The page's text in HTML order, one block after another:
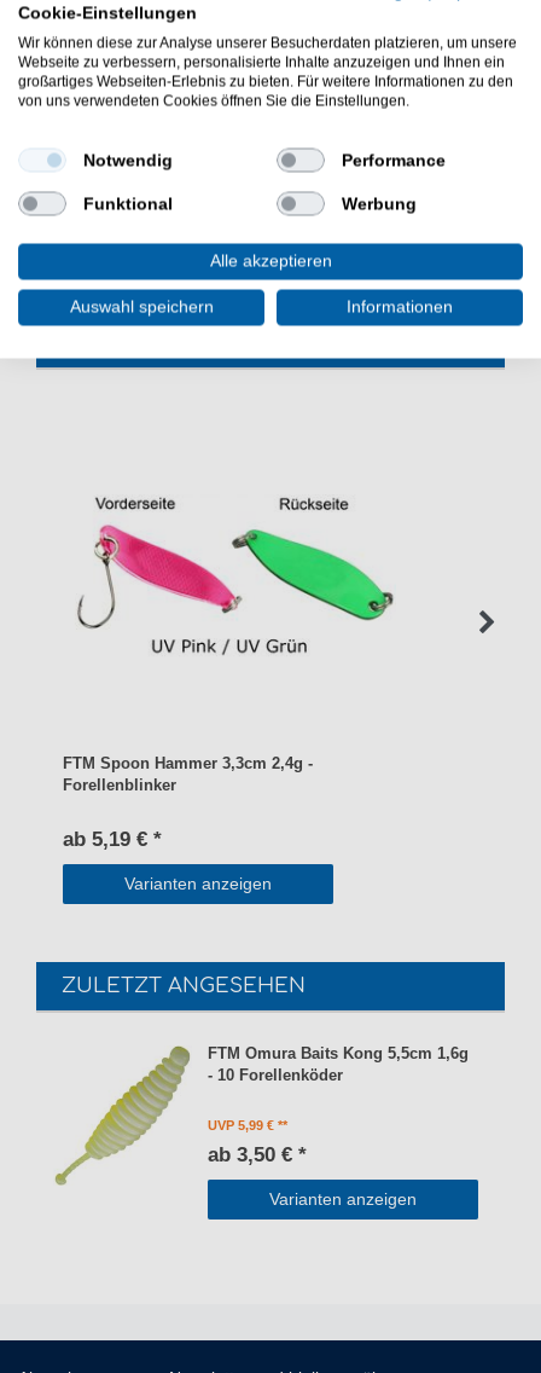
Gummiköder zum aktiven Forellenangeln
Länge: 5,5cm
Gewicht: 1,6g
mit verführerischen Aroma versehen
Die FTM Omura Baits Kong Forellenköder sind sehr gut
sehr gut zum Forellenangeln an Forellenteichen.
FTM Spoon Hammer 3,3cm 2,4g -
Forellenblinker
ab 5,19 € *
Varianten anzeigen
ZULETZT ANGESEHEN
FTM Omura Baits Kong 5,5cm 1,6g
- 10 Forellenköder
UVP 5,99 €
ab 3,50 € *
Varianten anzeigen
Cookie-Einstellungen
Wir können diese zur Analyse unserer Besucherdaten platzieren, um unsere
Webseite zu verbessern, personalisierte Inhalte anzuzeigen und Ihnen ein
großartiges Webseiten-Erlebnis zu bieten. Für weitere Informationen zu den
von uns verwendeten Cookies öffnen Sie die Einstellungen.
Notwendig Performance
Funktional Werbung
Alle akzeptieren
Auswahl speichern Informationen